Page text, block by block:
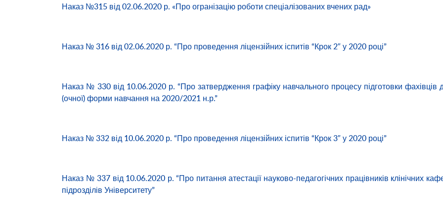
Наказ №315 від 02.06.2020 р. «Про огранізацію роботи спеціалізованих вчених рад»
Наказ № 316 від 02.06.2020 р. “Про проведення ліцензійних іспитів “Крок 2″ у 2020 році”
Наказ № 330 від 10.06.2020 р. “Про затвердження графіку навчального процесу підготовки фахівців
(очної) форми навчання на 2020/2021 н.р.”
Наказ № 332 від 10.06.2020 р. “Про проведення ліцензійних іспитів “Крок 3″ у 2020 році”
Наказ № 337 від 10.06.2020 р. “Про питання атестації науково-педагогічних працівників клінічних
підрозділів Університету”